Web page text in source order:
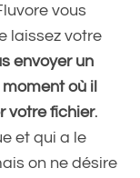
vous
laissez votre
envoyer un
où il
votre fichier.
et qui a le
on ne désire